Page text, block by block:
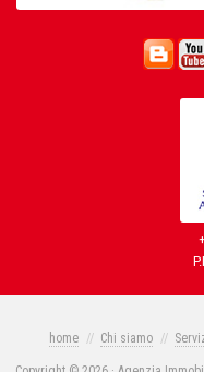
home Chi siamo